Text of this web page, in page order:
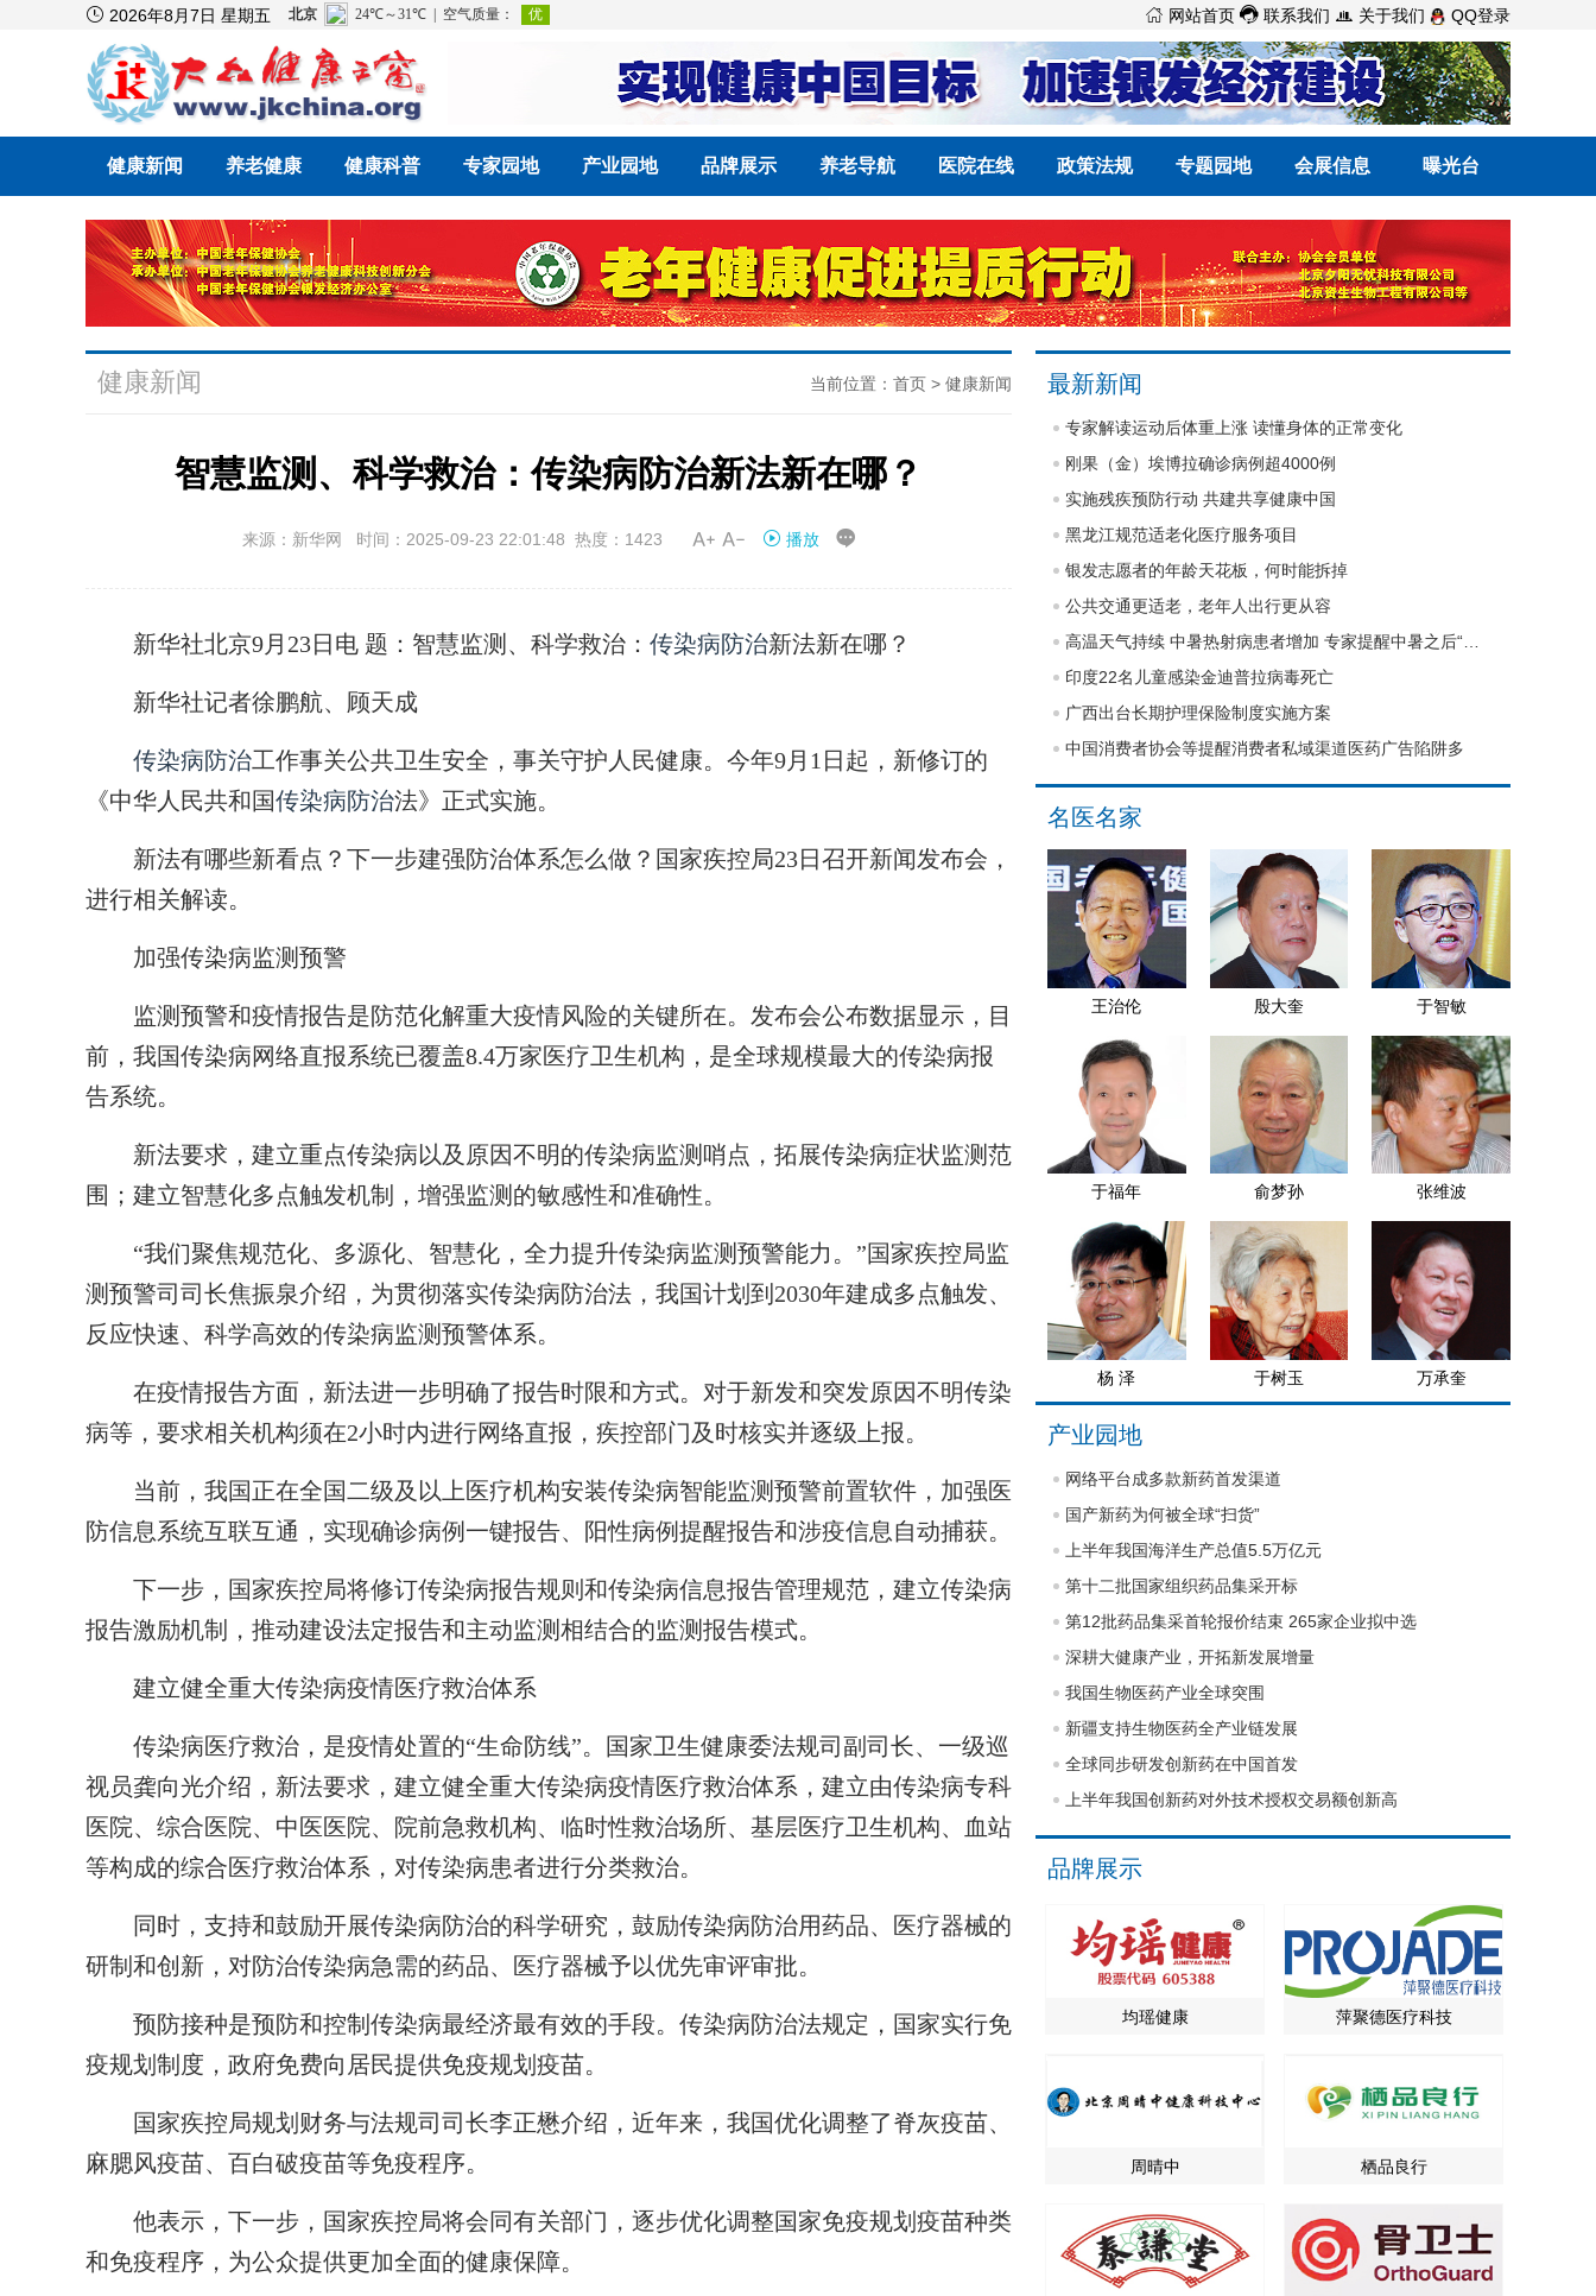
 2026年8月7日 星期五  网站首页  联系我们  关于我们 QQ登录
健康新闻 养老健康 健康科普 专家园地 产业园地 品牌展示 养老导航 医院在线 政策法规 专题园地 会展信息 曝光台
健康新闻 当前位置： 首页 > 健康新闻
智慧监测、科学救治：传染病防治新法新在哪？
来源：新华网 时间：2025-09-23 22:01:48 热度：1423  播放 
新华社北京9月23日电 题：智慧监测、科学救治： 传染病防治新法新在哪？
新华社记者徐鹏航、顾天成
传染病防治工作事关公共卫生安全，事关守护人民健康。今年9月1日起，新修订的
《中华人民共和国传染病防治法》正式实施。
新法有哪些新看点？下一步建强防治体系怎么做？国家疾控局23日召开新闻发布会，
进行相关解读。
加强传染病监测预警
监测预警和疫情报告是防范化解重大疫情风险的关键所在。发布会公布数据显示，目
前，我国传染病网络直报系统已覆盖8.4万家医疗卫生机构，是全球规模最大的传染病报
告系统。
新法要求，建立重点传染病以及原因不明的传染病监测哨点，拓展传染病症状监测范
围；建立智慧化多点触发机制，增强监测的敏感性和准确性。
“我们聚焦规范化、多源化、智慧化，全力提升传染病监测预警能力。”国家疾控局监
测预警司司长焦振泉介绍，为贯彻落实传染病防治法，我国计划到2030年建成多点触发、
反应快速、科学高效的传染病监测预警体系。
在疫情报告方面，新法进一步明确了报告时限和方式。对于新发和突发原因不明传染
病等，要求相关机构须在2小时内进行网络直报，疾控部门及时核实并逐级上报。
当前，我国正在全国二级及以上医疗机构安装传染病智能监测预警前置软件，加强医
防信息系统互联互通，实现确诊病例一键报告、阳性病例提醒报告和涉疫信息自动捕获。
下一步，国家疾控局将修订传染病报告规则和传染病信息报告管理规范，建立传染病
报告激励机制，推动建设法定报告和主动监测相结合的监测报告模式。
建立健全重大传染病疫情医疗救治体系
传染病医疗救治，是疫情处置的“生命防线”。国家卫生健康委法规司副司长、一级巡
视员龚向光介绍，新法要求，建立健全重大传染病疫情医疗救治体系，建立由传染病专科
医院、综合医院、中医医院、院前急救机构、临时性救治场所、基层医疗卫生机构、血站
等构成的综合医疗救治体系，对传染病患者进行分类救治。
同时，支持和鼓励开展传染病防治的科学研究，鼓励传染病防治用药品、医疗器械的
研制和创新，对防治传染病急需的药品、医疗器械予以优先审评审批。
预防接种是预防和控制传染病最经济最有效的手段。传染病防治法规定，国家实行免
疫规划制度，政府免费向居民提供免疫规划疫苗。
国家疾控局规划财务与法规司司长李正懋介绍，近年来，我国优化调整了脊灰疫苗、
麻腮风疫苗、百白破疫苗等免疫程序。
他表示，下一步，国家疾控局将会同有关部门，逐步优化调整国家免疫规划疫苗种类
和免疫程序，为公众提供更加全面的健康保障。
最新新闻
专家解读运动后体重上涨 读懂身体的正常变化
刚果（金）埃博拉确诊病例超4000例
实施残疾预防行动 共建共享健康中国
黑龙江规范适老化医疗服务项目
银发志愿者的年龄天花板，何时能拆掉
公共交通更适老，老年人出行更从容
印度22名儿童感染金迪普拉病毒死亡
广西出台长期护理保险制度实施方案
中国消费者协会等提醒消费者私域渠道医药广告陷阱多
名医名家
王治伦 殷大奎 于智敏
于福年 俞梦孙 张维波
杨 泽 于树玉 万承奎
产业园地
网络平台成多款新药首发渠道
国产新药为何被全球“扫货”
上半年我国海洋生产总值5.5万亿元
第十二批国家组织药品集采开标
第12批药品集采首轮报价结束 265家企业拟中选
深耕大健康产业，开拓新发展增量
我国生物医药产业全球突围
新疆支持生物医药全产业链发展
全球同步研发创新药在中国首发
上半年我国创新药对外技术授权交易额创新高
品牌展示
均瑶健康 萍聚德医疗科技
周晴中 栖品良行